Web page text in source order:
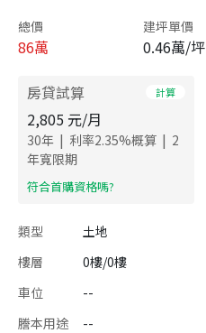
總價
86萬
建坪單價
0.46萬/坪
房貸試算 計算
2,805 元/月
30年 | 利率2.35%概算 | 2
年寬限期
​符合首購資格嗎?
類型 土地
樓層
0樓/0樓
車位
--
謄本用途
--